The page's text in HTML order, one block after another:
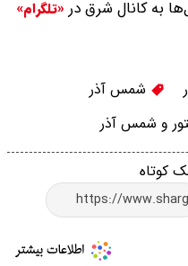
به کانال شرق در «تلگرام»
شمس آذر
و شمس آذر
کوتاه